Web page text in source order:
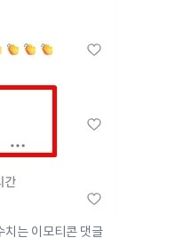
치는 이모티콘 댓글